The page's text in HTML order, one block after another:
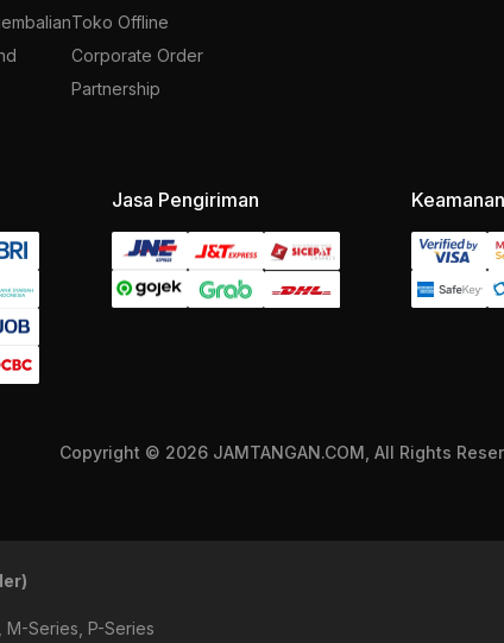
Toko Offline
Corporate Order
Partnership
Jasa Pengiriman Keamanan
Copyright © 2026 JAMTANGAN.COM, All Rights
M-Series P-Series